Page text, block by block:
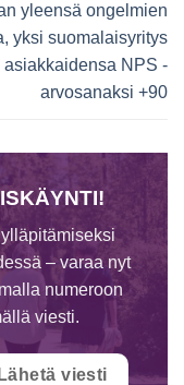
yleensä ongelmien
yksi suomalaisyritys
asiakkaidensa NPS -
arvosanaksi +90
– varaa nyt
numeroon
viesti.
Lähetä viesti